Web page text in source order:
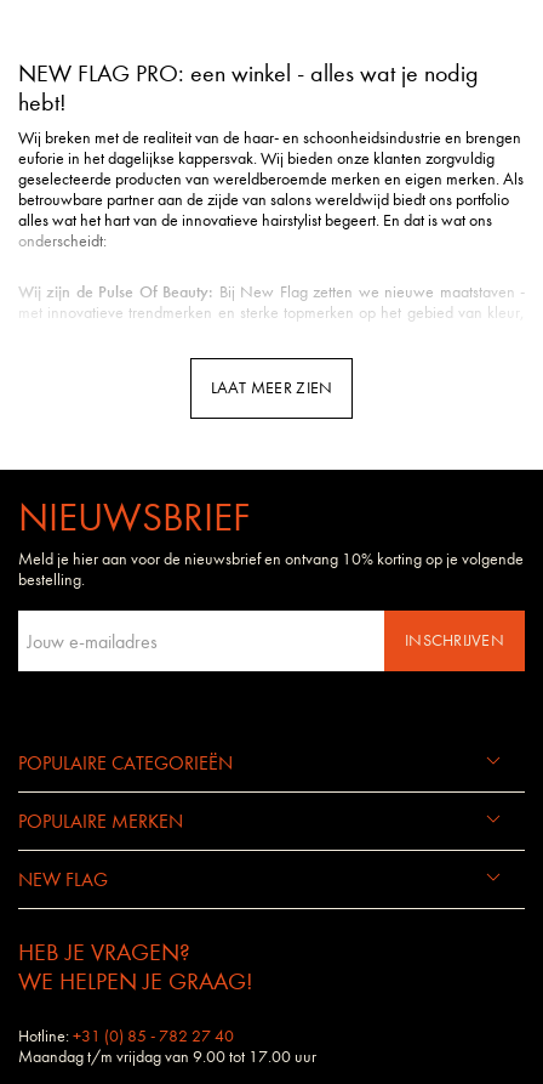
NEW FLAG PRO: een winkel - alles wat je nodig
hebt!
Wij breken met de realiteit van de haar- en schoonheidsindustrie en brengen
euforie in het dagelijkse kappersvak. Wij bieden onze klanten zorgvuldig
geselecteerde producten van wereldberoemde merken en eigen merken. Als
betrouwbare partner aan de zijde van salons wereldwijd biedt ons portfolio
alles wat het hart van de innovatieve hairstylist begeert. En dat is wat ons
onderscheidt:
Wij zijn de Pulse Of Beauty: Bij New Flag zetten we nieuwe maatstaven -
met innovatieve trendmerken en sterke topmerken op het gebied van kleur,
: Milieuvriendelijke verpakking is voor ons een eerste
: Uw pakket is gemiddeld binnen 3 werkdagen bij u binnen
kappers op meerdere kanalen - van YouTube tot Facebook en Instagram tot
webinars en seminars in de salon.
Daarom begrijpen wij uw wensen en eisen als geen ander bedrijf.
LAAT MEER ZIEN
NIEUWSBRIEF
Meld je hier aan voor de nieuwsbrief en ontvang 10% korting op je volgende
bestelling.
INSCHRIJVEN
POPULAIRE CATEGORIEËN
POPULAIRE MERKEN
NEW FLAG
HEB JE VRAGEN?
WE HELPEN JE GRAAG!
Hotline:+31 (0) 85 - 782 27 40
Maandag t/m vrijdag van 9.00 tot 17.00 uur